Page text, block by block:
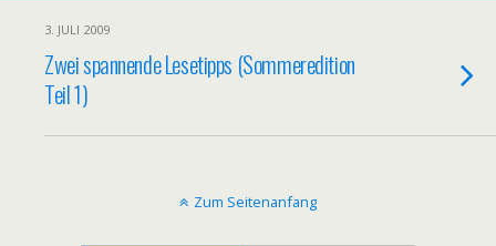
3. JULI 2009
Zwei spannende Lesetipps (Sommeredition
Teil 1)
Zum Seitenanfang